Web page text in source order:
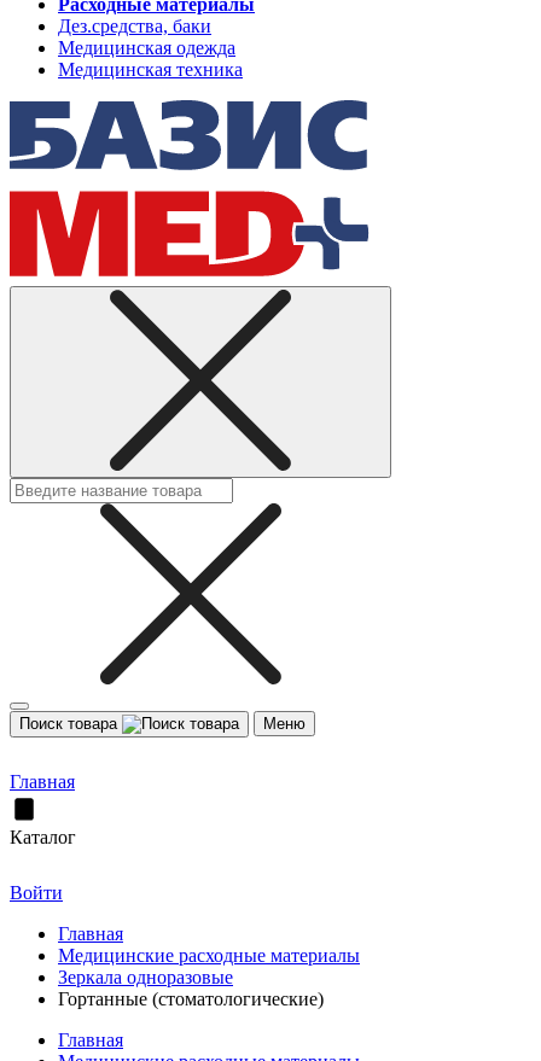
Расходные материалы
Дез.средства, баки
Медицинская одежда
Медицинская техника
Поиск товара Меню
Главная
Каталог
Войти
Главная
Медицинские расходные материалы
Зеркала одноразовые
Гортанные (стоматологические)
Главная